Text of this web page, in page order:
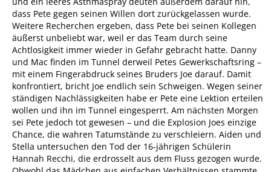
dass Pete gegen seinen Willen dort zurückgelassen wurde.
Weitere Recherchen ergeben, dass Pete bei seinen Kollegen
äußerst unbeliebt war, weil er das Team durch seine
Achtlosigkeit immer wieder in Gefahr gebracht hatte. Danny
und Mac finden im Tunnel derweil Petes Gewerkschaftsring –
mit einem Fingerabdruck seines Bruders Joe darauf. Damit
konfrontiert, bricht Joe endlich sein Schweigen. Wegen seiner
ständigen Nachlässigkeiten habe er Pete eine Lektion erteilen
wollen und ihn im Tunnel eingesperrt. Am nächsten Morgen
sei Pete jedoch tot gewesen – und die Explosion Joes einzige
Chance, die wahren Tatumstände zu verschleiern. Aiden und
Stella untersuchen den Tod der 16-jährigen Schülerin
Hannah Recchi, die erdrosselt aus dem Fluss gezogen wurde.